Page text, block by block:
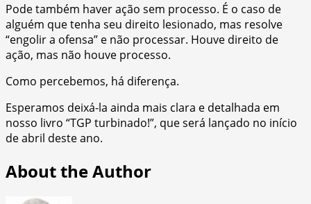
Pode também haver ação sem processo. É o caso de
alguém que tenha seu direito lesionado, mas resolve
“engolir a ofensa” e não processar. Houve direito de
ação, mas não houve processo.
Como percebemos, há diferença.
Esperamos deixá-la ainda mais clara e detalhada em
nosso livro “TGP turbinado!”, que será lançado no início
de abril deste ano.
About the Author